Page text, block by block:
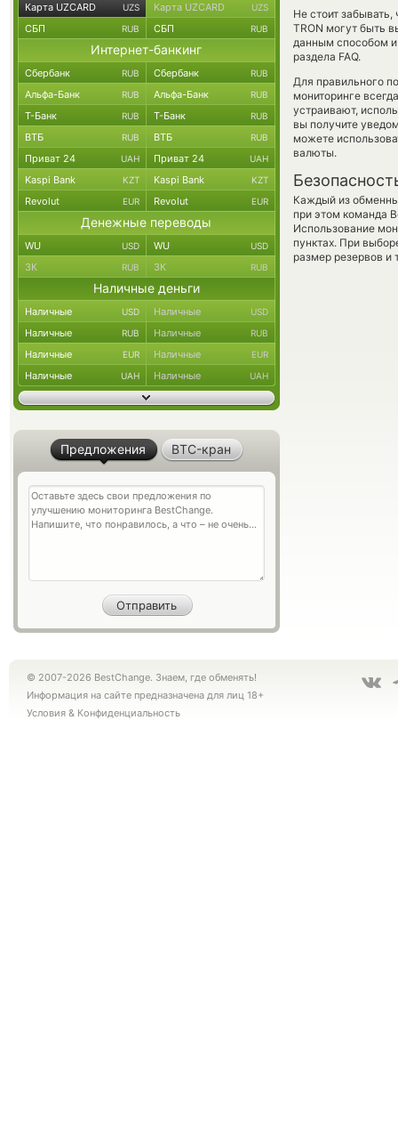
Не стоит
TRON могут быть
данным способом и
раздела FAQ.
Для правильного
мониторинге
устраивают,
вы получите
можете
валюты.
Каждый из
при этом команда
Использование
пунктах. При
размер резервов и
Карта UZCARD UZS Карта UZCARD UZS
СБП RUB СБП RUB
Интернет-банкинг
Сбербанк RUB Сбербанк RUB
Альфа-Банк RUB Альфа-Банк RUB
Т-Банк RUB Т-Банк RUB
ВТБ RUB ВТБ RUB
Приват 24 UAH Приват 24 UAH
Kaspi Bank KZT Kaspi Bank KZT
Revolut EUR Revolut EUR
Денежные переводы
WU USD WU USD
ЗК RUB ЗК RUB
Наличные деньги
Наличные USD Наличные USD
Наличные RUB Наличные RUB
Наличные EUR Наличные EUR
Наличные UAH Наличные UAH
Предложения BTC-кран
© 2007-2026 BestChange. Знаем, где обменять!
Информация на сайте предназначена для лиц 18+
Условия & Конфиденциальность